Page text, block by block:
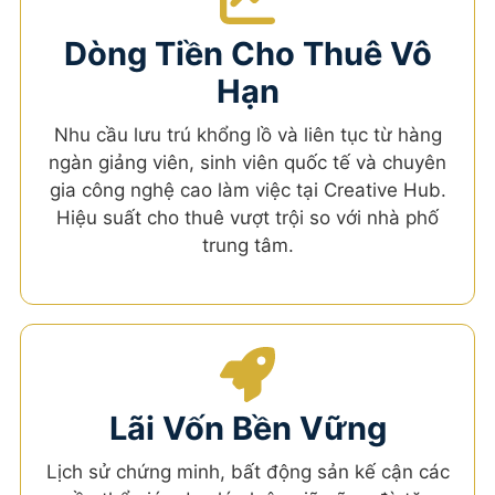
Dòng Tiền Cho Thuê Vô
Hạn
Nhu cầu lưu trú khổng lồ và liên tục từ hàng
ngàn giảng viên, sinh viên quốc tế và chuyên
gia công nghệ cao làm việc tại Creative Hub.
Hiệu suất cho thuê vượt trội so với nhà phố
trung tâm.
Lãi Vốn Bền Vững
Lịch sử chứng minh, bất động sản kế cận các